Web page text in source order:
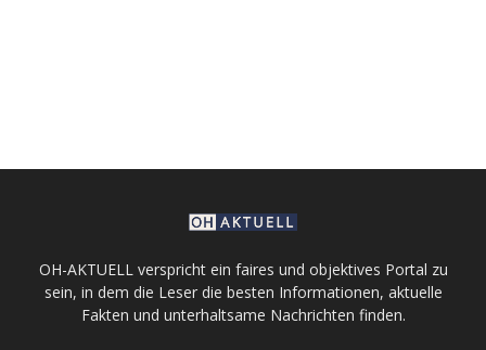
OH-AKTUELL verspricht ein faires und objektives Portal zu
sein, in dem die Leser die besten Informationen, aktuelle
Fakten und unterhaltsame Nachrichten finden.